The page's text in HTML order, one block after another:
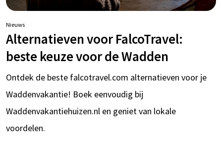
Nieuws
Alternatieven voor FalcoTravel:
beste keuze voor de Wadden
Ontdek de beste falcotravel.com alternatieven voor je
Waddenvakantie! Boek eenvoudig bij
Waddenvakantiehuizen.nl en geniet van lokale
voordelen.